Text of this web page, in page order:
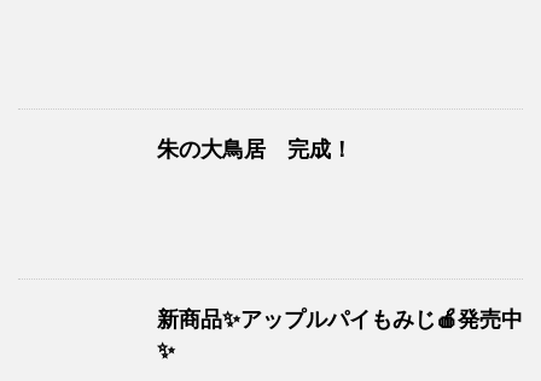
朱の大鳥居 完成！
新商品✨アップルパイもみじ🍎発売中
✨